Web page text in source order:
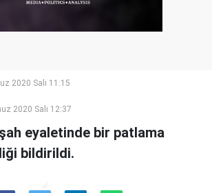
2020 Salı 11:15
2020 Salı 12:37
eyaletinde bir patlama
bildirildi.